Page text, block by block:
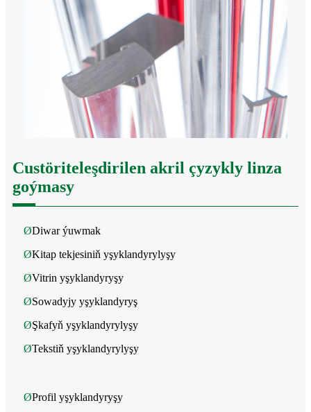
Custöriteleşdirilen akril çyzykly linza
goýmasy
ØDiwar ýuwmak
ØKitap tekjesiniň yşyklandyrylyşy
ØVitrin yşyklandyryşy
ØSowadyjy yşyklandyryş
ØŞkafyň yşyklandyrylyşy
ØTekstiň yşyklandyrylyşy
ØProfil yşyklandyryşy